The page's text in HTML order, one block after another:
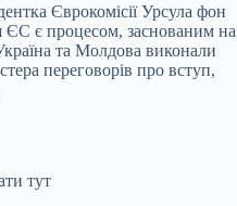
Єврокомісії Урсула фон
ЄС є процесом, заснованим на
та Молдова виконали
переговорів про вступ,
тут